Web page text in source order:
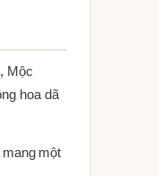
Mộc
hoa dã
một